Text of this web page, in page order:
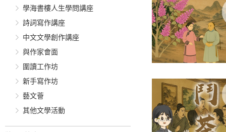
學海書樓人生學問講座
詩詞寫作講座
中文文學創作講座
與作家會面
圍讀工作坊
新手寫作坊
藝文薈
其他文學活動